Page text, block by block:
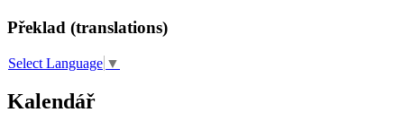
Překlad (translations)
Select Language ▼
Kalendář